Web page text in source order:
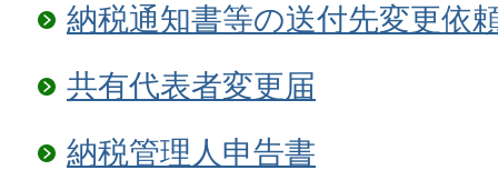
納税通知書等の送付先変更依
共有代表者変更届
納税管理人申告書